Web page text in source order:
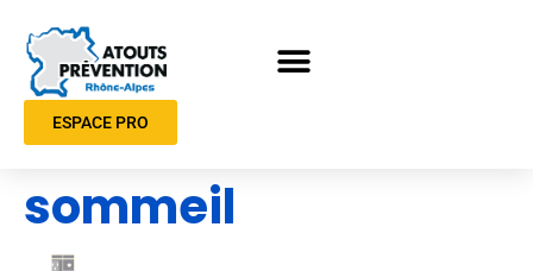
ESPACE PRO
sommeil